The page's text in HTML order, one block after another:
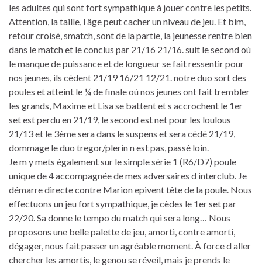
les adultes qui sont fort sympathique à jouer contre les petits.
Attention, la taille, l âge peut cacher un niveau de jeu. Et bim,
retour croisé, smatch, sont de la partie, la jeunesse rentre bien
dans le match et le conclus par 21/16 21/16. suit le second où
le manque de puissance et de longueur se fait ressentir pour
nos jeunes, ils cèdent 21/19 16/21 12/21. notre duo sort des
poules et atteint le ¼ de finale où nos jeunes ont fait trembler
les grands, Maxime et Lisa se battent et s accrochent le 1er
set est perdu en 21/19, le second est net pour les loulous
21/13 et le 3ème sera dans le suspens et sera cédé 21/19,
dommage le duo tregor/plerin n est pas, passé loin.
Je m y mets également sur le simple série 1 (R6/D7) poule
unique de 4 accompagnée de mes adversaires d interclub. Je
démarre directe contre Marion epivent tête de la poule. Nous
effectuons un jeu fort sympathique, je cèdes le 1er set par
22/20. Sa donne le tempo du match qui sera long… Nous
proposons une belle palette de jeu, amorti, contre amorti,
dégager, nous fait passer un agréable moment. À force d aller
chercher les amortis, le genou se réveil, mais je prends le